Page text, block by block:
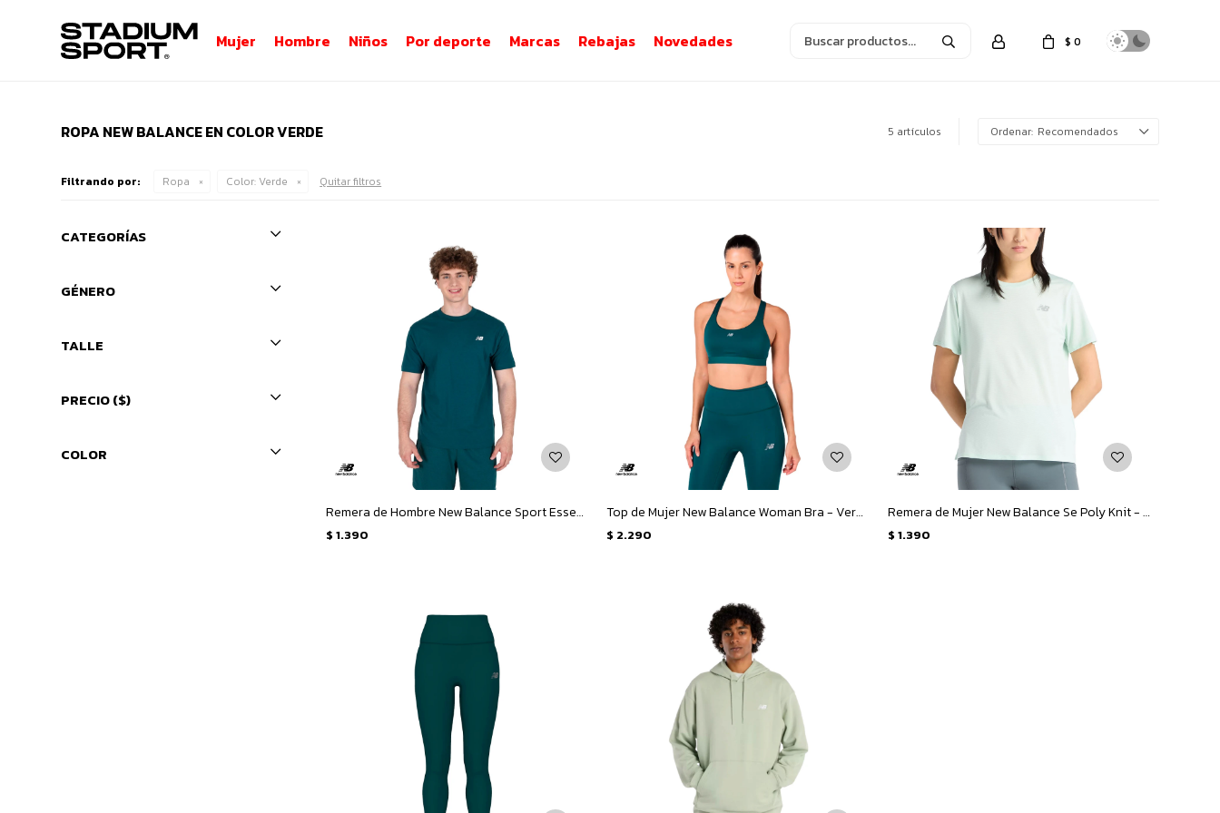
Mujer Hombre Niños Por deporte Marcas Rebajas Novedades $ 0
ROPA NEW BALANCE EN COLOR VERDE 5 artículos Recomendados
Filtrando por: Ropa Color: Verde Quitar filtros
Remera de Hombre New Balance Sport Essentials Cotton - Verde
$ 1.390
Top de Mujer New Balance Woman Bra - Verde
$ 2.290
Remera de Mujer New Balance Se Poly Knit - Verde Claro
$ 1.390
CATEGORÍAS
GÉNERO
TALLE
PRECIO($)
COLOR